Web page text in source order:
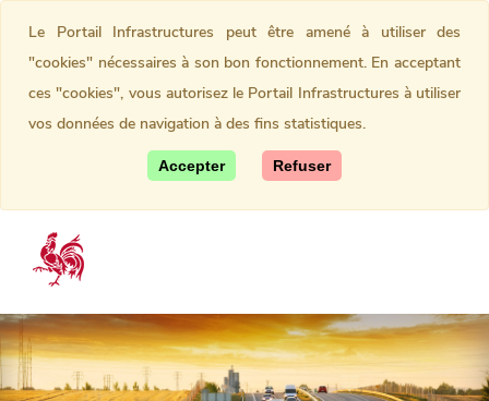
Le Portail Infrastructures peut être amené à utiliser des
"cookies" nécessaires à son bon fonctionnement. En acceptant
ces "cookies", vous autorisez le Portail Infrastructures à utiliser
vos données de navigation à des fins statistiques.
Accepter Refuser